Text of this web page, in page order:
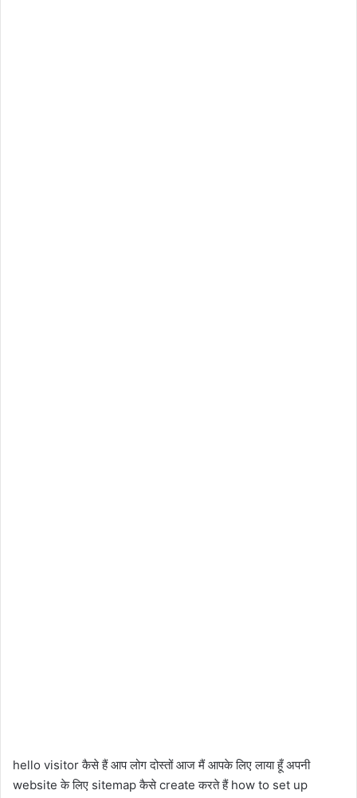
hello visitor कैसे हैं आप लोग दोस्तों आज मैं आपके लिए लाया हूँ अपनी
website के लिए sitemap कैसे create करते हैं how to set up